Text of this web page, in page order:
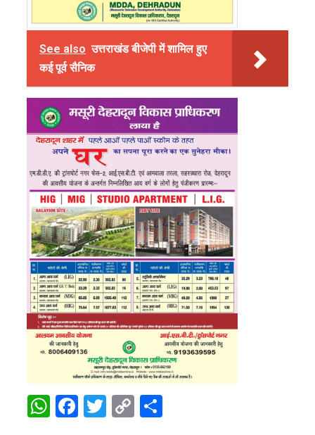
See also उत्तराखंड बीजेपी में शामिल हुए
कई पूर्व सैनिक
WhatsApp
Facebook
Twitter
Copy